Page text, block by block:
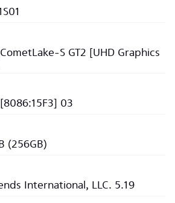
S GT2 [UHD Graphics
03
(256GB)
International, LLC. 5.19